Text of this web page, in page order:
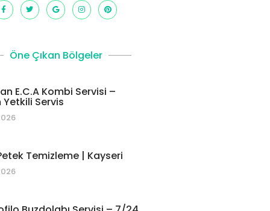
Öne Çıkan Bölgeler
E.C.A Kombi Servisi –
Servis
Temizleme | Kayseri